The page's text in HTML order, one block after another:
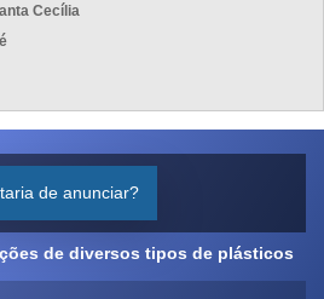
Cecília
de anunciar?
de diversos tipos de plásticos